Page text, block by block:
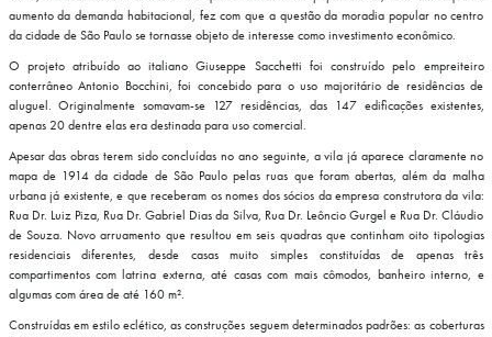
aumento da demanda habitacional, fez com que a questão da moradia popular no centro
da cidade de São Paulo se tornasse objeto de interesse como investimento econômico.
O projeto atribuído ao italiano Giuseppe Sacchetti foi construído pelo empreiteiro
conterrâneo Antonio Bocchini, foi concebido para o uso majoritário de residências de
aluguel. Originalmente somavam-se 127 residências, das 147 edificações existentes,
apenas 20 dentre elas era destinada para uso comercial.
Apesar das obras terem sido concluídas no ano seguinte, a vila já aparece claramente no
mapa de 1914 da cidade de São Paulo pelas ruas que foram abertas, além da malha
urbana já existente, e que receberam os nomes dos sócios da empresa construtora da vila:
Rua Dr. Luiz Piza, Rua Dr. Gabriel Dias da Silva, Rua Dr. Leôncio Gurgel e Rua Dr. Cláudio
de Souza. Novo arruamento que resultou em seis quadras que continham oito tipologias
residenciais diferentes, desde casas muito simples constituídas de apenas três
compartimentos com latrina externa, até casas com mais cômodos, banheiro interno, e
algumas com área de até 160 m².
Construídas em estilo eclético, as construções seguem determinados padrões: as coberturas